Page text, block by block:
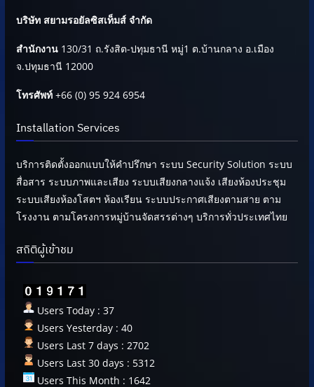
บริษัท สยามรอยัลซิสเท็มส์ จำกัด
สำนักงาน130/31 ถ.รังสิต-ปทุมธานี หมู่1 ต.บ้านกลาง อ.เมือง
จ.ปทุมธานี 12000
โทรศัพท์+66 (0) 95 924 6954
Installation Services
บริการติดตั้งออกแบบให้คำปรึกษา ระบบ Security Solution ระบบ
สื่อสาร ระบบภาพและเสียง ระบบเสียงกลางแจ้ง เสียงห้องประชุม
ระบบเสียงห้องโสตฯ ห้องเรียน ระบบประกาศเสียงตามสาย ตาม
โรงงาน ตามโครงการหมู่บ้านจัดสรรต่างๆ บริการทั่วประเทศไทย
สถิติผู้เข้าชม
Users Today : 37
Users Yesterday : 40
Users Last 7 days : 2702
Users Last 30 days : 5312
Users This Month : 1642